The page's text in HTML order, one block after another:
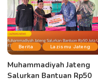
Berita Lazismu Jateng
Muhammadiyah Jateng
Salurkan Bantuan Rp50